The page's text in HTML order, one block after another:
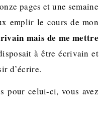
pages et une semaine
emplir le cours de mon
mais de me mettre
à être écrivain et
d’écrire.
pour celui-ci, vous avez